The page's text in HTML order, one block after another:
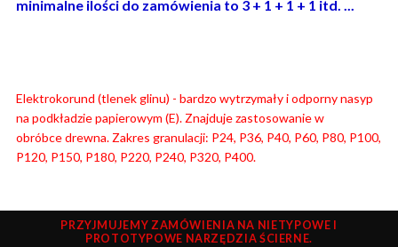
minimalne ilości do zamówienia to 3 + 1 + 1 + 1 itd. ...
Elektrokorund (tlenek glinu) - bardzo wytrzymały i odporny nasyp
na podkładzie papierowym (E). Znajduje zastosowanie w
obróbcedrewna. Zakres granulacji: P24, P36, P40, P60, P80, P100,
P120, P150, P180, P220, P240, P320, P400.
PRZYJMUJEMY ZAMÓWIENIA NA NIETYPOWE I
PROTOTYPOWE NARZĘDZIA ŚCIERNE.